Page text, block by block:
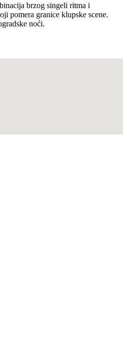
brzog singeli ritma i
pomera granice klupske scene.
noći.